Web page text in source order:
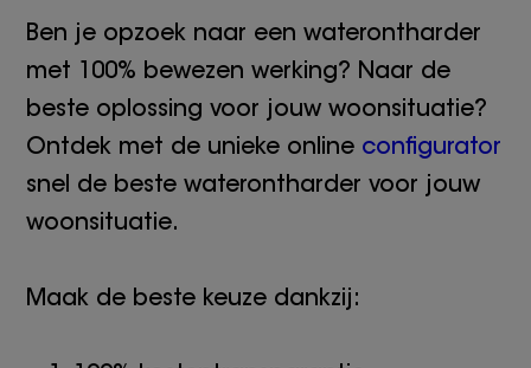
Ben je opzoek naar een waterontharder
met 100% bewezen werking? Naar de
beste oplossing voor jouw woonsituatie?
Ontdek met de unieke online configurator
snel de beste waterontharder voor jouw
woonsituatie.
Maak de beste keuze dankzij: